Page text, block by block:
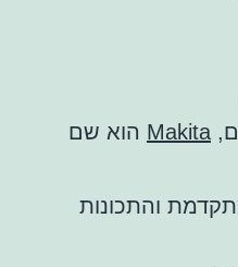
Makita הוא שם
והתכונות